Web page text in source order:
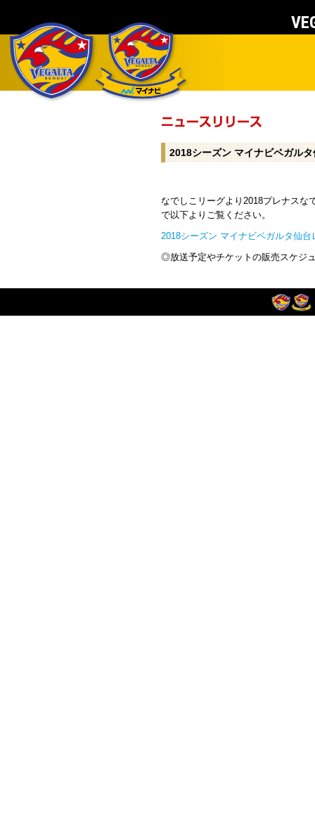
2018シーズン マイナビベガル
なでしこリーグより2018プレナスな
で以下よりご覧ください。
2018シーズン マイナビベガルタ仙
◎放送予定やチケットの販売スケジ